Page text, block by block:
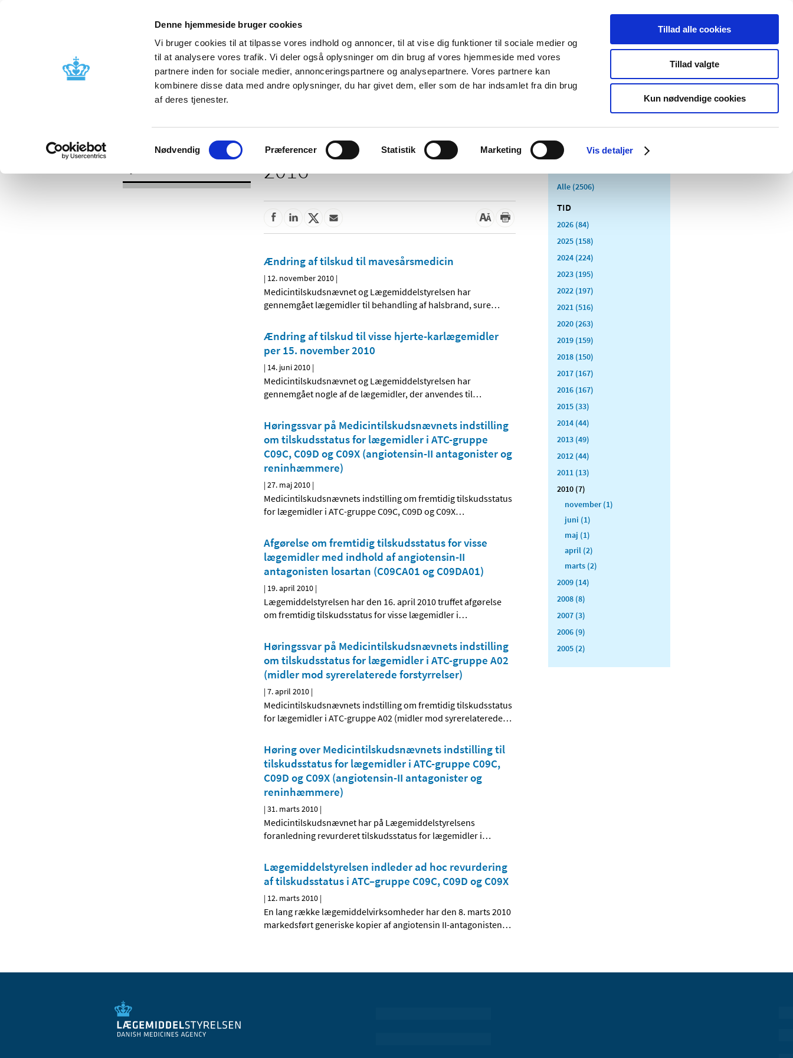
Denne hjemmeside bruger cookies
Vi bruger cookies til at tilpasse vores indhold og annoncer, til at vise dig funktioner til sociale medier og
til at analysere vores trafik. Vi deler også oplysninger om din brug af vores hjemmeside med vores
partnere inden for sociale medier, annonceringspartnere og analysepartnere. Vores partnere kan
kombinere disse data med andre oplysninger, du har givet dem, eller som de har indsamlet fra din brug
af deres tjenester.
Samtykkevalg
Nødvendig Præferencer Statistik Marketing Vis detaljer
Tillad alle cookies
Tillad valgte
Kun nødvendige cookies
Nyheder Om os Kontakt Udgivelser
Godkendelse og
Bivirkninger og
produktinformation
Tilskud og
Apoteker og salg af
Medicinsk
Særlige
produktområder
2016
Ændring af tilskud til mavesårsmedicin
| 12. november 2010 |
Medicintilskudsnævnet og Lægemiddelstyrelsen har
gennemgået lægemidler til behandling af halsbrand, sure…
Ændring af tilskud til visse hjerte-karlægemidler
per 15. november 2010
| 14. juni 2010 |
Medicintilskudsnævnet og Lægemiddelstyrelsen har
gennemgået nogle af de lægemidler, der anvendes til…
Høringssvar på Medicintilskudsnævnets indstilling
om tilskudsstatus for lægemidler i ATC-gruppe
C09C, C09D og C09X (angiotensin-II antagonister og
reninhæmmere)
|27. maj 2010 |
Medicintilskudsnævnets indstilling om fremtidig tilskudsstatus
for lægemidler i ATC-gruppe C09C, C09D og C09X…
Afgørelse om fremtidig tilskudsstatus for visse
lægemidler med indhold af angiotensin-II
antagonisten losartan (C09CA01 og C09DA01)
| 19. april 2010 |
Lægemiddelstyrelsen har den 16. april 2010 truffet afgørelse
om fremtidig tilskudsstatus for visse lægemidler i…
Høringssvar på Medicintilskudsnævnets indstilling
om tilskudsstatus for lægemidler i ATC-gruppe A02
(midler mod syrerelaterede forstyrrelser)
|7. april 2010 |
Medicintilskudsnævnets indstilling om fremtidig tilskudsstatus
for lægemidler i ATC-gruppe A02 (midler mod syrerelaterede…
Høring over Medicintilskudsnævnets indstilling til
tilskudsstatus for lægemidler i ATC-gruppe C09C,
C09D og C09X (angiotensin-II antagonister og
reninhæmmere)
|31. marts 2010 |
Medicintilskudsnævnet har på Lægemiddelstyrelsens
foranledning revurderet tilskudsstatus for lægemidler i…
Lægemiddelstyrelsen indleder ad hoc revurdering
af tilskudsstatus i ATC–gruppe C09C, C09D og C09X
| 12. marts 2010 |
En lang række lægemiddelvirksomheder har den 8. marts 2010
markedsført generiske kopier af angiotensin II-antagonisten…
Alle (2506)
TID
2026 (84)
2025 (158)
2024 (224)
2023 (195)
2022 (197)
2021 (516)
2020 (263)
2019 (159)
2018 (150)
2017 (167)
2016 (167)
2015 (33)
2014 (44)
2013 (49)
2012 (44)
2011 (13)
2010 (7)
november (1)
juni (1)
maj (1)
april (2)
marts (2)
2009 (14)
2008 (8)
2007 (3)
2006 (9)
2005 (2)